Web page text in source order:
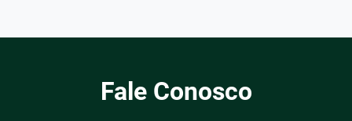
Fale Conosco